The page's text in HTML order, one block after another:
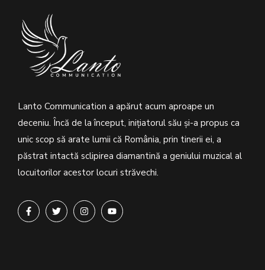
Lanto Communication a apărut acum aproape un
deceniu. Încă de la început, inițiatorul său şi-a propus ca
unic scop să arate lumii că România, prin tinerii ei, a
păstrat intactă sclipirea diamantină a geniului muzical al
locuitorilor acestor locuri străvechi.